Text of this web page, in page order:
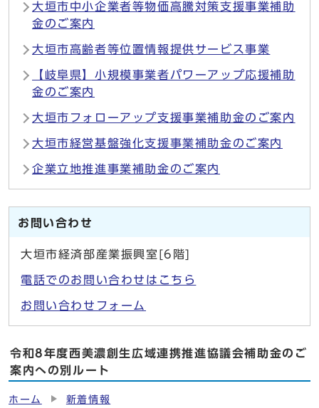
大垣市中小企業者等物価高騰対策支援事業補助
金のご案内
大垣市高齢者等位置情報提供サービス事業
【岐阜県】小規模事業者パワーアップ応援補助
金のご案内
大垣市フォローアップ支援事業補助金のご案内
大垣市経営基盤強化支援事業補助金のご案内
企業立地推進事業補助金のご案内
お問い合わせ
大垣市経済部産業振興室[6階]
電話でのお問い合わせはこちら
お問い合わせフォーム
令和8年度西美濃創生広域連携推進協議会補助金のご
案内への別ルート
ホーム 新着情報